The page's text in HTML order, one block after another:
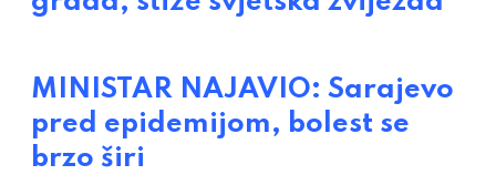
MINISTAR NAJAVIO: Sarajevo
pred epidemijom, bolest se
brzo širi